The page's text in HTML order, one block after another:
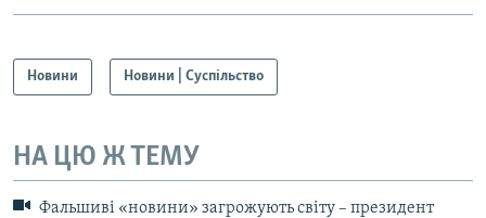
Новини Новини | Суспільство
НА ЦЮ Ж ТЕМУ
Фальшиві «новини» загрожують світу – президент